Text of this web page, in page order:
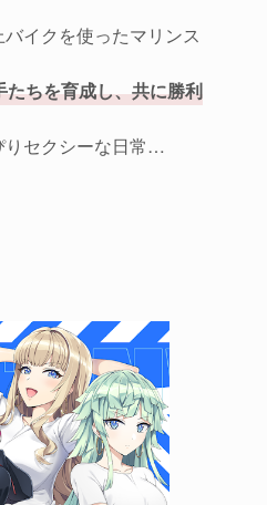
イクを使ったマリンス
ちを育成し、共に勝利
りセクシーな日常…